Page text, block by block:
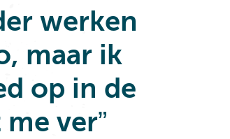
werken
maar ik
op in de
ver”